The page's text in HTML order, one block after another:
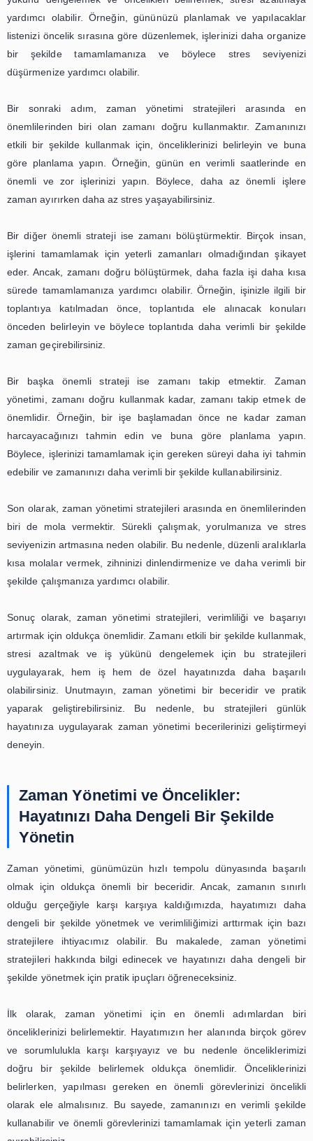
önemli işleri önceliklendirerek zamanınızı
gösterin. Aşırı yüklenmek, sizi strese sokabilir
yönetiminizi olumsuz etkileyebilir.
İkinci adım, zamanınızı doğru bir şekilde kullanmaktır.
başlamadan önce sosyal medya veya e-postalarınızı
yerine, önemli işlere odaklanın. Ayrıca, işlerinizi
belirli bir süre ayırın ve bu süreyi aşmamaya çalışın.
zamanınızı daha verimli kullanabilir ve işlerinizi
Üçüncü adım, zamanınızı iyi planlamak için ara
korkmamaktır. Ara vermek, beyninizi
verimli çalışmanıza yardımcı olur. Örneğin, uzun
çalışmak yerine, her saat başı 5-10 dakikalık bir mola
sürede yürüyüş yapın veya gözlerinizi dinlendirin. Bu
Son olarak, zaman yönetimi ve stres yönetimi için
ayırın. Kendinize zaman ayırmak, sizi stresten
zihninizi dinlendirir. Örneğin, hobilerinizle ilgilenin, spor
sevdiklerinizle vakit geçirin. Bu sayede, stres seviyenizi
Sonuç olarak, zaman yönetimi ve stres yönetimi
ayrılmaz bir ikilidir. Zaman yönetimi becerilerinizi
yönetiminde de başarılı olabilir ve verimliliğinizi
kendinize zaman ayırmak, zaman yönetimi ve stres
pratik ipuçlarıdır. Bu stratejileri uygulayarak, hem iş hem
hayatınızda başarıya ulaşabilirsiniz. Unutmayın,
sizin kontrolünüzdedir ve doğru stratejilerle
arttırabilirsiniz.
stres yönetimine nasıl yardımcı
olabileceği üzerinde durulabilir.
Örneğin, zamanı etkili bir şekilde
kullanarak stresi azaltmak ve iş
dengelemek gibi konular ele
Zaman yönetimi, günümüzün hızlı tempolu
olmak için hayati bir beceridir. İş ve özel hayat
kurmak, iş yükünü etkili bir şekilde yönetmek ve stresi
ve başarıyı artırmak için kullanabileceğiniz pratik
paylaşacağım.
İlk olarak, zaman yönetiminin stres yönetimine nasıl
olabileceğine bakalım. Zamanı etkili bir şekilde
yükünü dengelemek ve öncelikleri belirlemek, stresi